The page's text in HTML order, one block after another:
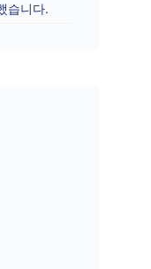
습니다.